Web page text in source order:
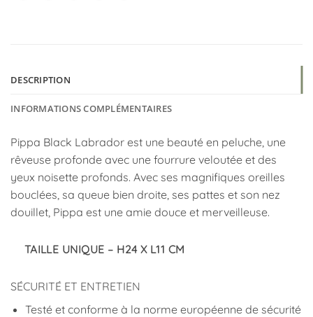
DESCRIPTION
INFORMATIONS COMPLÉMENTAIRES
Pippa Black Labrador est une beauté en peluche, une
rêveuse profonde avec une fourrure veloutée et des
yeux noisette profonds. Avec ses magnifiques oreilles
bouclées, sa queue bien droite, ses pattes et son nez
douillet, Pippa est une amie douce et merveilleuse.
TAILLE UNIQUE – H24 X L11 CM
SÉCURITÉ ET ENTRETIEN
Testé et conforme à la norme européenne de sécurité